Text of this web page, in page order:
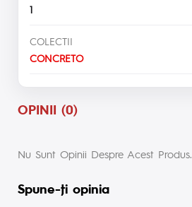
1
COLECTII
CONCRETO
OPINII (0)
Nu Sunt Opinii Despre Acest Produs.
Spune-ţi opinia